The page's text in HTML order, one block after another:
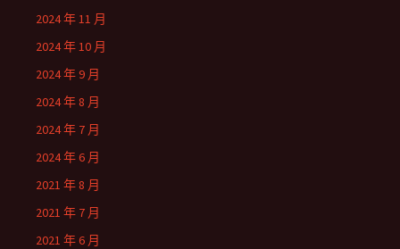
2024 年 11 月
2024 年 10 月
2024 年 9 月
2024 年 8 月
2024 年 7 月
2024 年 6 月
2021 年 8 月
2021 年 7 月
2021 年 6 月